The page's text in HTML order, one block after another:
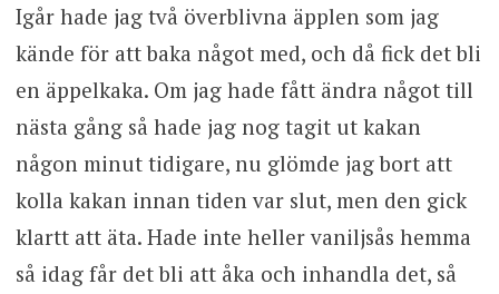
Igår hade jag två överblivna äpplen som jag
kände för att baka något med, och då fick det bli
en äppelkaka. Om jag hade fått ändra något till
nästa gång så hade jag nog tagit ut kakan
någon minut tidigare, nu glömde jag bort att
kolla kakan innan tiden var slut, men den gick
klartt att äta. Hade inte heller vaniljsås hemma
så idag får det bli att åka och inhandla det, så